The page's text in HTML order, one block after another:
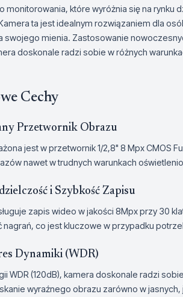
monitorowania, które wyróżnia się na rynku
ta jest idealnym rozwiązaniem dla
mienia. Zastosowanie
doskonale radzi sobie w różnych
Cechy
Przetwornik Obrazu
jest w przetwornik 1/2,8" 8 Mpx CMOS
nawet w trudnych warunkach
i Szybkość Zapisu
zapis wideo w jakości 8Mpx przy 30
nagrań, co jest kluczowe w przypadku
Dynamiki (WDR)
WDR (120dB), kamera doskonale radzi
wyraźnego obrazu zarówno w